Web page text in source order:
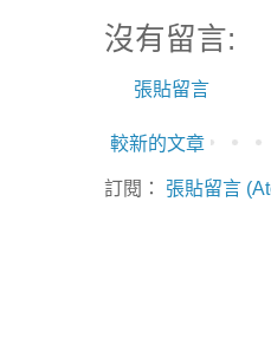
沒有留言:
張貼留言
較新的文章
訂閱： 張貼留言